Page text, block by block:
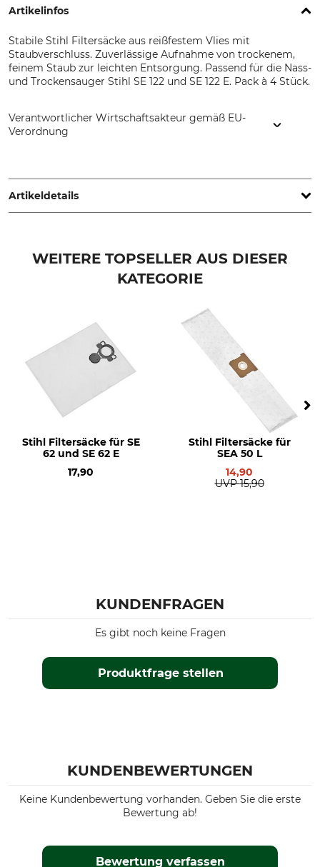
Artikelinfos
Stabile Stihl Filtersäcke aus reißfestem Vlies mit
Staubverschluss. Zuverlässige Aufnahme von trockenem,
feinem Staub zur leichten Entsorgung. Passend für die Nass-
und Trockensauger Stihl SE 122 und SE 122 E. Pack à 4 Stück.
Verantwortlicher Wirtschaftsakteur gemäß EU-
Verordnung
64807 Dieburg, Germany, www.stihl.de
Artikeldetails
Herstellung
Hersteller-Artikel-Nr.
4901 500 9012
WEITERE TOPSELLER AUS DIESER
KATEGORIE
Stihl Filtersäcke für SE
62 und SE 62 E
17,90
Stihl Filtersäcke für
SEA 50 L
14,90
UVP 15,90
KUNDENFRAGEN
Produktfrage stellen
Es gibt noch keine Fragen
KUNDENBEWERTUNGEN
Keine Kundenbewertung vorhanden. Geben Sie die erste
Bewertung ab!
Bewertung verfassen